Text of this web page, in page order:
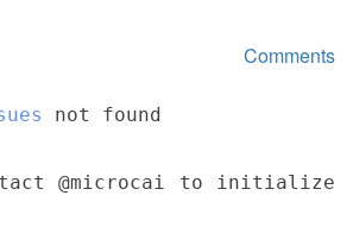
Comments
not found
@microcai to initialize